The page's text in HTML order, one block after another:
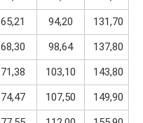
65,21 94,20 131,70
68,30 98,64 137,80
71,38 103,10 143,80
74,47 107,50 149,90